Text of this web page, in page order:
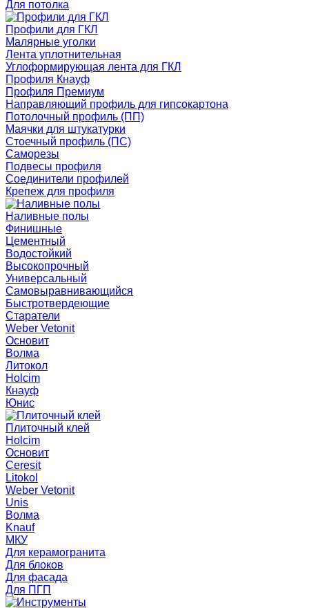
Для потолка
Профили для ГКЛ
Малярные уголки
Лента уплотнительная
Углоформирующая лента для ГКЛ
Профиля Кнауф
Профиля Премиум
Направляющий профиль для гипсокартона
Потолочный профиль (ПП)
Маячки для штукатурки
Стоечный профиль (ПС)
Саморезы
Подвесы профиля
Соединители профилей
Крепеж для профиля
Наливные полы
Финишные
Цементный
Водостойкий
Высокопрочный
Универсальный
Самовыравнивающийся
Быстротвердеющие
Старатели
Weber Vetonit
Основит
Волма
Литокол
Holcim
Кнауф
Юнис
Плиточный клей
Holcim
Основит
Ceresit
Litokol
Weber Vetonit
Unis
Волма
Knauf
МКУ
Для керамогранита
Для блоков
Для фасада
Для ПГП